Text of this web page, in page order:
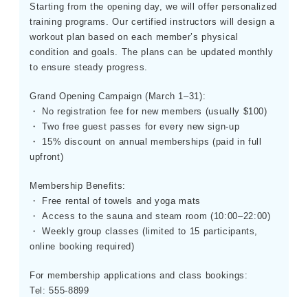
Starting from the opening day, we will offer personalized
training programs. Our certified instructors will design a
workout plan based on each member’s physical
condition and goals. The plans can be updated monthly
to ensure steady progress.
Grand Opening Campaign (March 1–31):
・ No registration fee for new members (usually $100)
・ Two free guest passes for every new sign-up
・ 15% discount on annual memberships (paid in full
upfront)
Membership Benefits:
・ Free rental of towels and yoga mats
・ Access to the sauna and steam room (10:00–22:00)
・ Weekly group classes (limited to 15 participants,
online booking required)
For membership applications and class bookings:
Tel: 555-8899